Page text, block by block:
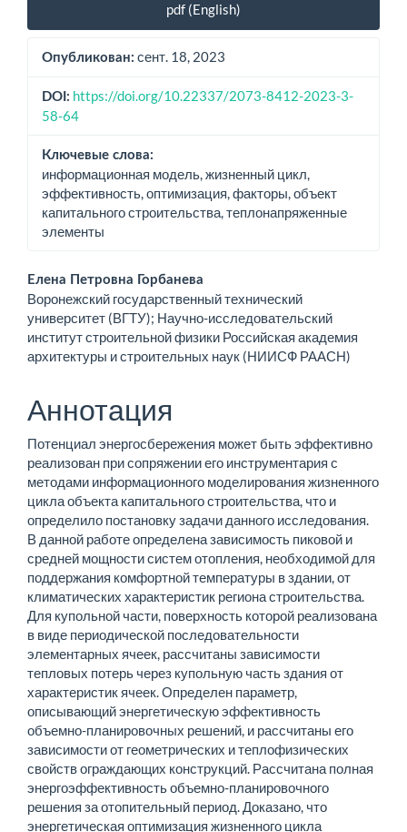
pdf (English)
Опубликован: сент. 18, 2023
DOI: https://doi.org/10.22337/2073-8412-2023-3-
58-64
Ключевые слова:
информационная модель, жизненный цикл,
эффективность, оптимизация, факторы, объект
капитального строительства, теплонапряженные
элементы
Основное
содержимое
статьи
Елена Петровна Горбанева
Воронежский государственный технический
университет (ВГТУ); Научно-исследовательский
институт строительной физики Российская академия
архитектуры и строительных наук (НИИСФ РААСН)
Аннотация
Потенциал энергосбережения может быть эффективно
реализован при сопряжении его инструментария с
методами информационного моделирования жизненного
цикла объекта капитального строительства, что и
определило постановку задачи данного исследования.
В данной работе определена зависимость пиковой и
средней мощности систем отопления, необходимой для
поддержания комфортной температуры в здании, от
климатических характеристик региона строительства.
Для купольной части, поверхность которой реализована
в виде периодической последовательности
элементарных ячеек, рассчитаны зависимости
тепловых потерь через купольную часть здания от
характеристик ячеек. Определен параметр,
описывающий энергетическую эффективность
объемно-планировочных решений, и рассчитаны его
зависимости от геометрических и теплофизических
свойств ограждающих конструкций. Рассчитана полная
энергоэффективность объемно-планировочного
решения за отопительный период. Доказано, что
энергетическая оптимизация жизненного цикла